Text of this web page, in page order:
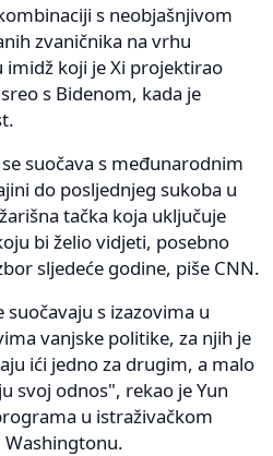
s neobjašnjivom
zvaničnika na vrhu
imidž koji je Xi projektirao
s Bidenom, kada je
suočava s međunarodnim
do posljednjeg sukoba u
tačka koja uključuje
bi želio vidjeti, posebno
sljedeće godine, piše CNN.
s izazovima u
vanjske politike, za njih je
ići jedno za drugim, a malo
svoj odnos", rekao je Yun
u istraživačkom
Washingtonu.